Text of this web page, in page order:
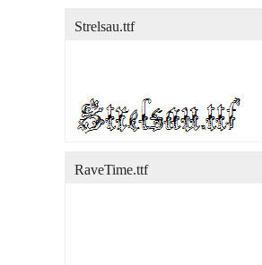
Strelsau.ttf
RaveTime.ttf